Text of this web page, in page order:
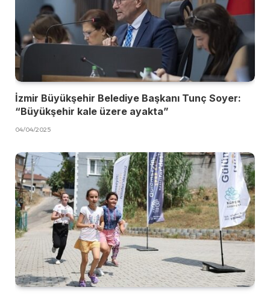
İzmir Büyükşehir Belediye Başkanı Tunç Soyer:
“Büyükşehir kale üzere ayakta”
04/04/2025